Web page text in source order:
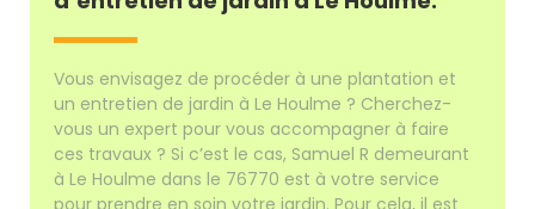
Vous envisagez de procéder à une plantation et
un entretien de jardin à Le Houlme ? Cherchez-
vous un expert pour vous accompagner à faire
ces travaux ? Si c’est le cas, Samuel R demeurant
à Le Houlme dans le 76770 est à votre service
pour prendre en soin votre jardin. Pour cela, il est